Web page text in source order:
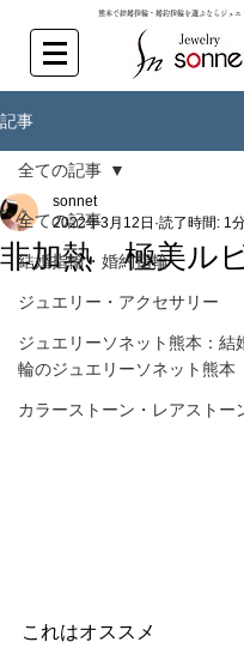
熊本で結婚指輪・婚約指輪を選ぶならジュエ
記事
全ての記事
結婚指輪・婚約指輪
ジュエリー・アクセサリー
ジュエリーソネット熊本：結
輪のジュエリーソネット熊本
カラーストーン・レアストー
全ての記事
非加熱 極美ル
sonnet
2022年3月12日 読了時間: 1
これはオススメ